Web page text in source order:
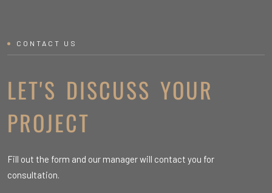
CONTACT US
LET'S DISCUSS YOUR
PROJECT
Fill out the form and our manager will contact you for
consultation.